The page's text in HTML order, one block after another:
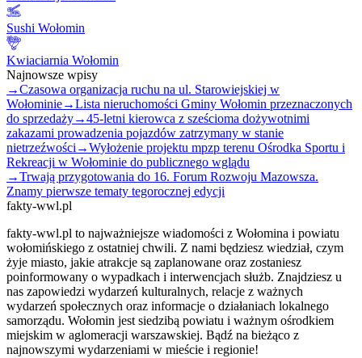
Sushi Wołomin
Kwiaciarnia Wołomin
Najnowsze wpisy
→Czasowa organizacja ruchu na ul. Starowiejskiej w
Wołominie→Lista nieruchomości Gminy Wołomin przeznaczonych
do sprzedaży→45-letni kierowca z sześcioma dożywotnimi
zakazami prowadzenia pojazdów zatrzymany w stanie
nietrzeźwości →Wyłożenie projektu mpzp terenu Ośrodka Sportu i
Rekreacji w Wołominie do publicznego wglądu
→Trwają przygotowania do 16. Forum Rozwoju Mazowsza.
Znamy pierwsze tematy tegorocznej edycji
fakty-wwl.pl
fakty-wwl.pl to najważniejsze wiadomości z Wołomina i powiatu
wołomińskiego z ostatniej chwili. Z nami będziesz wiedział, czym
żyje miasto, jakie atrakcje są zaplanowane oraz zostaniesz
poinformowany o wypadkach i interwencjach służb. Znajdziesz u
nas zapowiedzi wydarzeń kulturalnych, relacje z ważnych
wydarzeń społecznych oraz informacje o działaniach lokalnego
samorządu. Wołomin jest siedzibą powiatu i ważnym ośrodkiem
miejskim w aglomeracji warszawskiej. Bądź na bieżąco z
najnowszymi wydarzeniami w mieście i regionie!